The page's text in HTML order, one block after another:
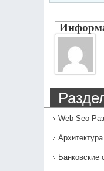
Web-Seo
Банковские